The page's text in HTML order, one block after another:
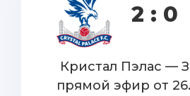
2 : 0
Кристал Пэлас —
прямой эфир от